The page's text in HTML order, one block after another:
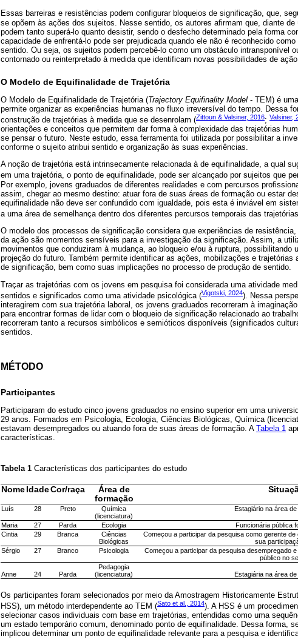
Essas barreiras e resistências podem configurar bloqueios de significação, que,
se opõem às ações dos sujeitos. Nesse sentido, os autores afirmam que, diante
podem tanto superá-lo quanto desistir, sendo o desfecho determinado pela forma
capacidade de enfrentá-lo pode ser prejudicada quando ele não é reconhecido
sentido. Ou seja, os sujeitos podem percebê-lo como um obstáculo intransponível
contornado ou reinterpretado à medida que identificam novas possibilidades de ação.
O Modelo de Equifinalidade de Trajetória
O Modelo de Equifinalidade de Trajetória (Trajectory Equifinality Model - TEM) é
permite organizar as experiências humanas no fluxo irreversível do tempo. Dessa
construção de trajetórias à medida que se desenrolam (Zittoun & Valsiner, 2016; Valsiner,
orientações e conceitos que permitem dar forma à complexidade das trajetórias
se pensar o futuro. Neste estudo, essa ferramenta foi utilizada por possibilitar a
conforme o sujeito atribui sentido e organização às suas experiências.
A noção de trajetória está intrinsecamente relacionada à de equifinalidade, a qual
em uma trajetória, o ponto de equifinalidade, pode ser alcançado por sujeitos que
Por exemplo, jovens graduados de diferentes realidades e com percursos
assim, chegar ao mesmo destino: atuar fora de suas áreas de formação ou estar
equifinalidade não deve ser confundido com igualdade, pois esta é inviável em
a uma área de semelhança dentro dos diferentes percursos temporais das
O modelo dos processos de significação considera que experiências de
da ação são momentos sensíveis para a investigação da significação. Assim, a
movimentos que conduziram à mudança, ao bloqueio e/ou à ruptura,
projeção do futuro. Também permite identificar as ações, mobilizações e
de significação, bem como suas implicações no processo de produção de sentido.
Traçar as trajetórias com os jovens em pesquisa foi considerada uma atividade
sentidos e significados como uma atividade psicológica (Vigotski, 2024). Nessa
interagirem com sua trajetória laboral, os jovens graduados recorreram à
para encontrar formas de lidar com o bloqueio de significação relacionado ao
recorreram tanto a recursos simbólicos e semióticos disponíveis (significados
sentidos.
MÉTODO
Participantes
Participaram do estudo cinco jovens graduados no ensino superior em uma
29 anos. Formados em Psicologia, Ecologia, Ciências Biológicas, Química
estavam desempregados ou atuando fora de suas áreas de formação. A Tabela 1
características.
Tabela 1 Características dos participantes do estudo
Nome IdadeCor/raça
Área de
formação
Luís 28 Preto
Química
(licenciatura)
Estagiário na área
Maria 27 Parda Ecologia
Funcionária pública
Cintia
29 Branca
Ciências
Biológicas
Começou a participar da pesquisa como gerente
sua
Sérgio
27 Branco Psicologia
Começou a participar da pesquisa desempregado
público no
Anne 24 Parda
Pedagogia
(licenciatura)
Estagiária na área
Os participantes foram selecionados por meio da Amostragem Historicamente
HSS), um método interdependente ao TEM (Sato et al., 2014). A HSS é um
selecionar casos individuais com base em trajetórias, entendidas como uma
um estado temporário comum, denominado ponto de equifinalidade. Dessa forma,
implicou determinar um ponto de equifinalidade relevante para a pesquisa e